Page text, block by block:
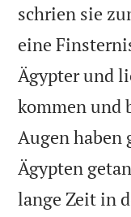
schrien sie
eine
Ägypter und
kommen und
Augen haben
Ägypten
lange Zeit in